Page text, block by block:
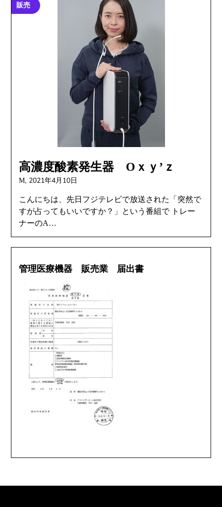
販売
高濃度酸素発生器 Oｘｙ’ｚ
M, 2021年4月10日
こんにちは、先日フジテレビで放送された「突然で
すが占ってもいいですか？」という番組で トレー
ナーのA…
管理医療機器 販売業 届出書